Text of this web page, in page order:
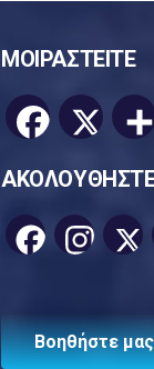
ΜΟΙΡΑΣΤΕΙΤΕ
Facebook
X
Facebook X
Βοηθήστε